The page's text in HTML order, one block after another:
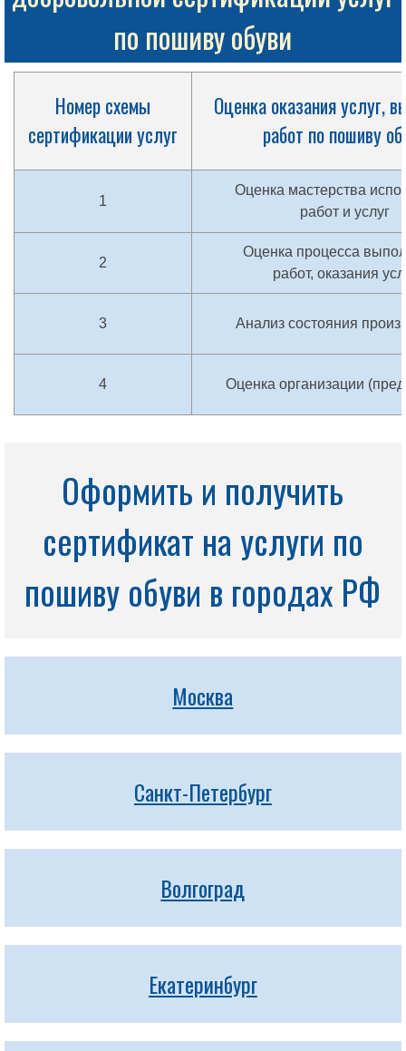
по пошиву обуви
Номер схемы
сертификации услуг
Оценка оказания услуг,
работ по пошиву
1
Оценка мастерства
работ и услуг
2
Оценка процесса
работ, оказания
3 Анализ состояния
4 Оценка организации
Оформить и получить
сертификат на услуги по
пошиву обуви в городах РФ
Москва
Санкт-Петербург
Волгоград
Екатеринбург